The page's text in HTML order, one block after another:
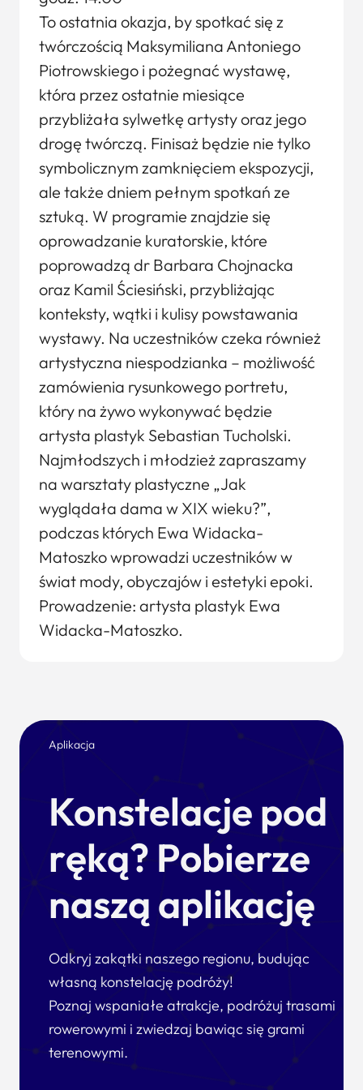
To ostatnia okazja, by spotkać się z
twórczością Maksymiliana Antoniego
Piotrowskiego i pożegnać wystawę,
która przez ostatnie miesiące
przybliżała sylwetkę artysty oraz jego
drogę twórczą. Finisaż będzie nie tylko
symbolicznym zamknięciem ekspozycji,
ale także dniem pełnym spotkań ze
sztuką. W programie znajdzie się
oprowadzanie kuratorskie, które
poprowadzą dr Barbara Chojnacka
oraz Kamil Ściesiński, przybliżając
konteksty, wątki i kulisy powstawania
wystawy. Na uczestników czeka również
artystyczna niespodzianka – możliwość
zamówienia rysunkowego portretu,
który na żywo wykonywać będzie
artysta plastyk Sebastian Tucholski.
Najmłodszych i młodzież zapraszamy
na warsztaty plastyczne „Jak
wyglądała dama w XIX wieku?”,
podczas których Ewa Widacka-
Matoszko wprowadzi uczestników w
świat mody, obyczajów i estetyki epoki.
Prowadzenie: artysta plastyk Ewa
Widacka-Matoszko.
Aplikacja
Konstelacje pod
ręką? Pobierze
naszą aplikację
Odkryj zakątki naszego regionu, budując
własną konstelację podróży!
Poznaj wspaniałe atrakcje, podróżuj trasami
rowerowymi i zwiedzaj bawiąc się grami
terenowymi.